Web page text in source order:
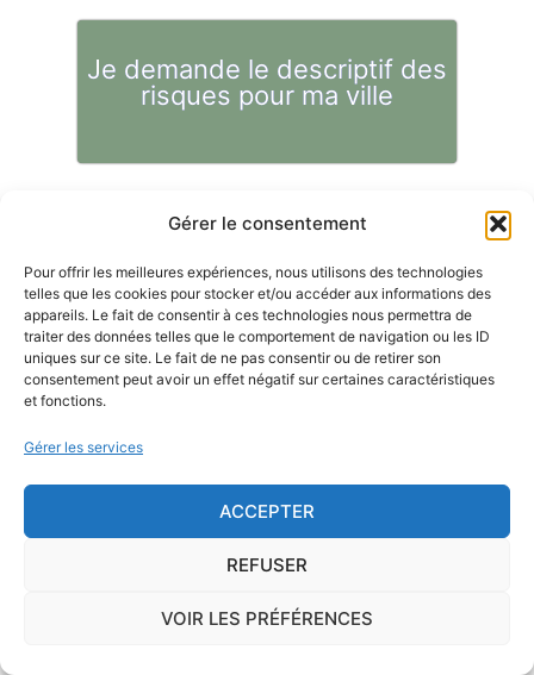
Gérer le consentement
Pour offrir les meilleures expériences, nous utilisons des technologies
telles que les cookies pour stocker et/ou accéder aux informations des
appareils. Le fait de consentir à ces technologies nous permettra de
traiter des données telles que le comportement de navigation ou les ID
uniques sur ce site. Le fait de ne pas consentir ou de retirer son
consentement peut avoir un effet négatif sur certaines caractéristiques
et fonctions.
Gérer les services
ACCEPTER
REFUSER
VOIR LES PRÉFÉRENCES
Je demande le descriptif des
risques pour ma ville
La commune de Calcatoggio se trouve dans une
zone deconcentration de radon de 3, ce qui est
considéré commeélevé.
Certains territoires français présentent une
importante de radon
présents dans le sol et les roches. L'ISRN (Institut de
l'Autorité de Sûreté Nucléaire, a cartographié le territoire
potentiel 1, 2 ou 3.